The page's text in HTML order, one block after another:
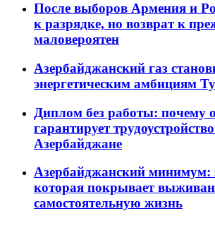
После выборов Армения и
к разрядке, но возврат к
маловероятен
Азербайджанский газ
энергетическим амбициям
Диплом без работы: почему
гарантирует
Азербайджане
Азербайджанский минимум:
которая покрывает
самостоятельную жизнь